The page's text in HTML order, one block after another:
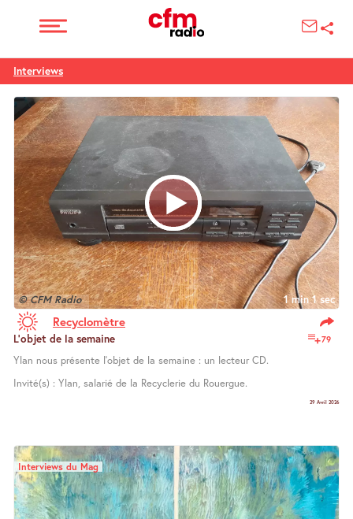
Interviews
© CFM Radio 1 min 1 sec
Recyclomètre
79
L’objet de la semaine
Ylan nous présente l’objet de la semaine : un lecteur CD.
Invité(s) : Ylan, salarié de la Recyclerie du Rouergue.
29 Avril 2026
Interviews du Mag